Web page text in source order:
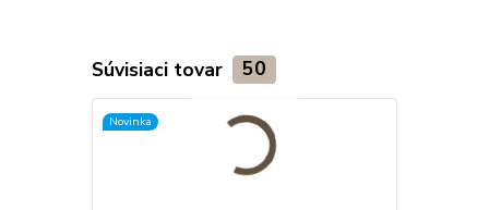
Súvisiaci tovar 50
Novinka